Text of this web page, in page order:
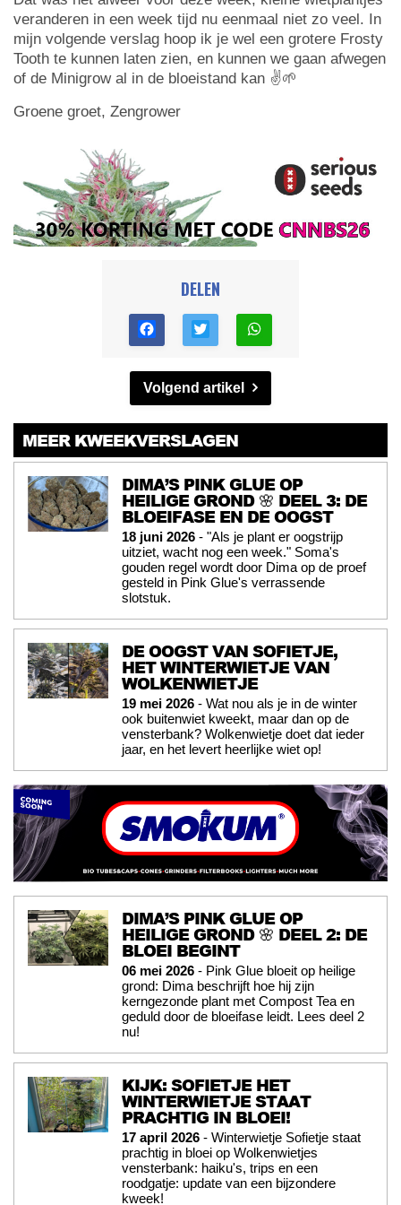
veranderen in een week tijd nu eenmaal niet zo veel. In
mijn volgende verslag hoop ik je wel een grotere Frosty
Tooth te kunnen laten zien, en kunnen we gaan afwegen
of de Minigrow al in de bloeistand kan ✌️🌱
Groene groet, Zengrower
DELEN
Volgend artikel
MEER KWEEKVERSLAGEN
DIMA’S PINK GLUE OP
HEILIGE GROND 🌸 DEEL 3: DE
BLOEIFASE EN DE OOGST
18 juni 2026 - "Als je plant er oogstrijp
uitziet, wacht nog een week." Soma's
gouden regel wordt door Dima op de proef
gesteld in Pink Glue's verrassende
slotstuk.
DE OOGST VAN SOFIETJE,
HET WINTERWIETJE VAN
WOLKENWIETJE
19 mei 2026 - Wat nou als je in de winter
ook buitenwiet kweekt, maar dan op de
vensterbank? Wolkenwietje doet dat ieder
jaar, en het levert heerlijke wiet op!
DIMA’S PINK GLUE OP
HEILIGE GROND 🌸 DEEL 2: DE
BLOEI BEGINT
06 mei 2026 - Pink Glue bloeit op heilige
grond: Dima beschrijft hoe hij zijn
kerngezonde plant met Compost Tea en
geduld door de bloeifase leidt. Lees deel 2
nu!
KIJK: SOFIETJE HET
WINTERWIETJE STAAT
PRACHTIG IN BLOEI!
17 april 2026 - Winterwietje Sofietje staat
prachtig in bloei op Wolkenwietjes
vensterbank: haiku's, trips en een
roodgatje: update van een bijzondere
kweek!